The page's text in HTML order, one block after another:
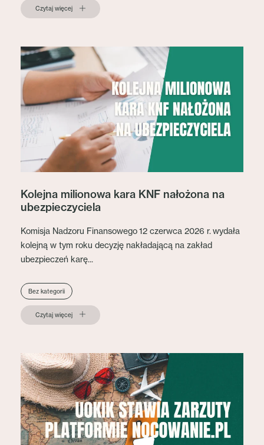
Czytaj więcej
Kolejna milionowa kara KNF nałożona na
ubezpieczyciela
Komisja Nadzoru Finansowego 12 czerwca 2026 r. wydała
kolejną w tym roku decyzję nakładającą na zakład
ubezpieczeń karę...
Bez kategorii
Czytaj więcej